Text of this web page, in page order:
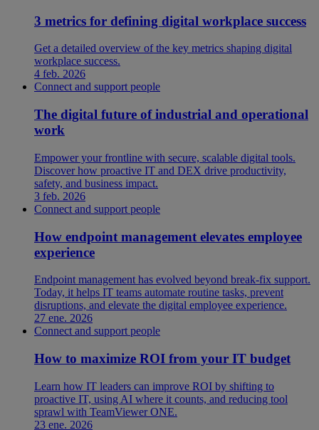
3 metrics for defining digital workplace success
Get a detailed overview of the key metrics shaping digital
workplace success.
4 feb. 2026
Connect and support people
The digital future of industrial and operational
work
Empower your frontline with secure, scalable digital tools.
Discover how proactive IT and DEX drive productivity,
safety, and business impact.
3 feb. 2026
Connect and support people
How endpoint management elevates employee
experience
Endpoint management has evolved beyond break-fix support.
Today, it helps IT teams automate routine tasks, prevent
disruptions, and elevate the digital employee experience.
27 ene. 2026
Connect and support people
How to maximize ROI from your IT budget
Learn how IT leaders can improve ROI by shifting to
proactive IT, using AI where it counts, and reducing tool
sprawl with TeamViewer ONE.
23 ene. 2026